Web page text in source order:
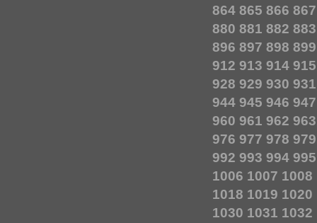
864 865 866 867
880 881 882 883
896 897 898 899
912 913 914 915
928 929 930 931
944 945 946 947
960 961 962 963
976 977 978 979
992 993 994 995
1006 1007 1008
1018 1019 1020
1030 1031 1032